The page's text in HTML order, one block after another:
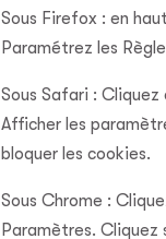
Sous Firefox : en
Paramétrez les
Sous Safari :
Afficher les
bloquer les cookies.
Sous Chrome :
Paramètres.